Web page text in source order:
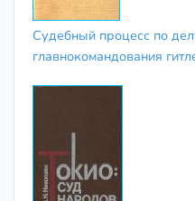
Судебный процесс по
главнокомандования